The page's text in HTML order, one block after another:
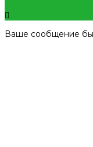
Ваше сообщение